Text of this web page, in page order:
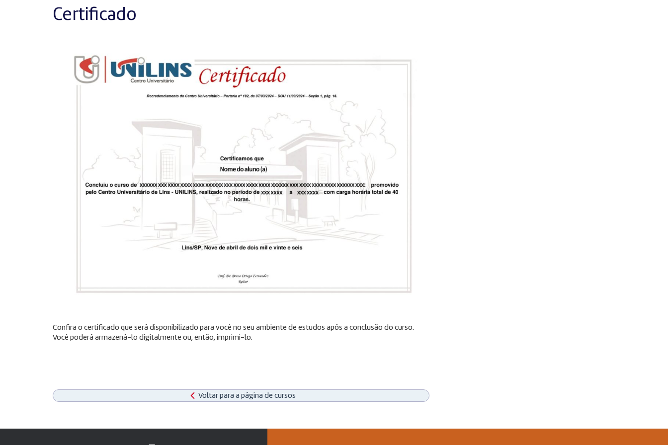
Certificado
Confira o certificado que será disponibilizado para você no seu ambiente de estudos após a conclusão do curso.
Você poderá armazená-lo digitalmente ou, então, imprimi-lo.
Voltar para a página de cursos